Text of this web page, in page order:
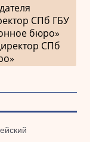
СПб ГБУ
бюро»
СПб